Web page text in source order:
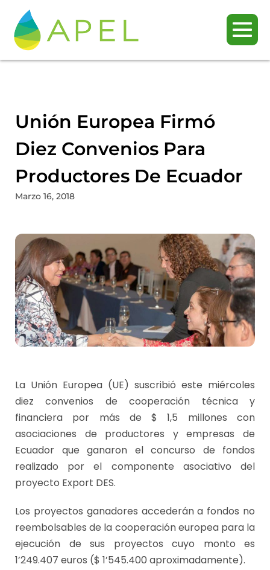
Unión Europea Firmó
Diez Convenios Para
Productores De Ecuador
Marzo 16, 2018
La Unión Europea (UE) suscribió este miércoles
diez convenios de cooperación técnica y
financiera por más de $ 1,5 millones con
asociaciones de productores y empresas de
Ecuador que ganaron el concurso de fondos
realizado por el componente asociativo del
proyecto Export DES.
Los proyectos ganadores accederán a fondos no
reembolsables de la cooperación europea para la
ejecución de sus proyectos cuyo monto es
1’249.407 euros ($ 1’545.400 aproximadamente).